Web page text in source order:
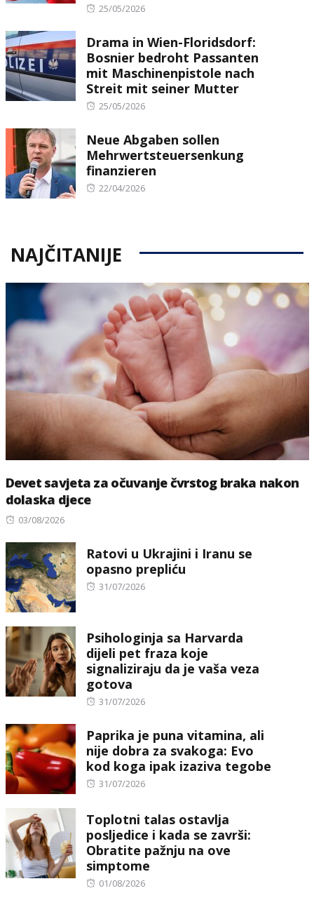
Posted
25/05/2026
Drama in Wien-Floridsdorf:
Bosnier bedroht Passanten
mit Maschinenpistole nach
Streit mit seiner Mutter
Posted
25/05/2026
Neue Abgaben sollen
Mehrwertsteuersenkung
finanzieren
Posted
22/04/2026
NAJČITANIJE
Devet savjeta za očuvanje čvrstog braka nakon
dolaska djece
Posted
03/08/2026
Ratovi u Ukrajini i Iranu se
opasno prepliću
Posted
31/07/2026
Psihologinja sa Harvarda
dijeli pet fraza koje
signaliziraju da je vaša veza
gotova
Posted
31/07/2026
Paprika je puna vitamina, ali
nije dobra za svakoga: Evo
kod koga ipak izaziva tegobe
Posted
31/07/2026
Toplotni talas ostavlja
posljedice i kada se završi:
Obratite pažnju na ove
simptome
Posted
01/08/2026